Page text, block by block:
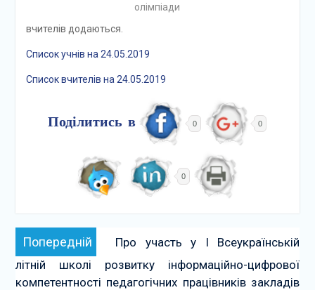
олімпіади
вчителів додаються.
Список учнів на 24.05.2019
Список вчителів на 24.05.2019
Поділитись в 0 0
0
Навігація
записів
Попередній Попередній:
Про участь у І Всеукраїнській
літній школі розвитку інформаційно-цифрової
компетентності педагогічних працівників закладів